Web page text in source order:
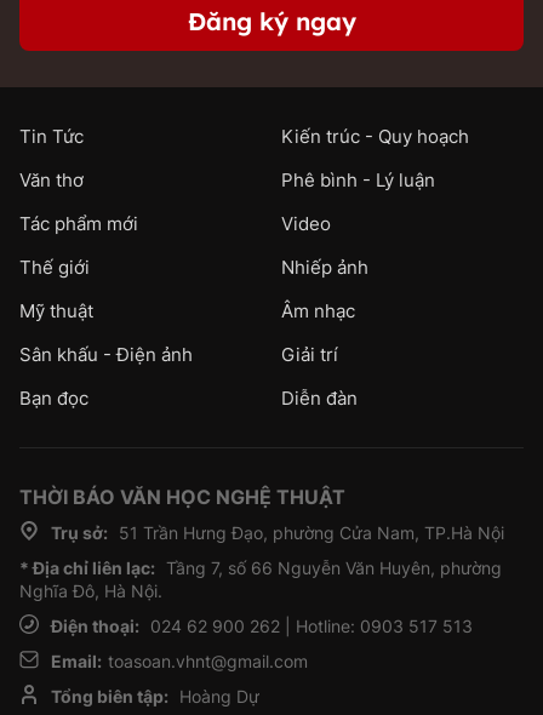
Đăng ký ngay
Tin Tức
Kiến trúc - Quy hoạch
Văn thơ
Phê bình - Lý luận
Tác phẩm mới
Video
Thế giới
Nhiếp ảnh
Mỹ thuật
Âm nhạc
Sân khấu - Điện ảnh
Giải trí
Bạn đọc
Diễn đàn
THỜI BÁO VĂN HỌC NGHỆ THUẬT
Trụ sở:
51 Trần Hưng Đạo, phường Cửa Nam, TP.Hà Nội
* Địa chỉ liên lạc: Tầng 7, số 66 Nguyễn Văn Huyên, phường
Nghĩa Đô, Hà Nội.
Điện thoại:
024 62 900 262 | Hotline: 0903 517 513
Email: toasoan.vhnt@gmail.com
Tổng biên tập:
Hoàng Dự